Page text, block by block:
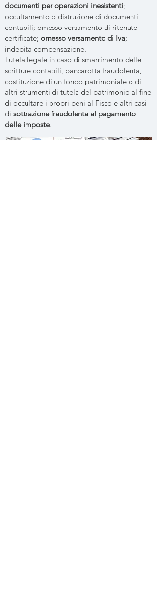
documenti per operazioni inesistenti;
occultamento o distruzione di documenti
contabili; omesso versamento di ritenute
certificate; omesso versamento di Iva;
indebita compensazione.
Tutela legale in caso di smarrimento delle
scritture contabili, bancarotta fraudolenta,
costituzione di un fondo patrimoniale o di
altri strumenti di tutela del patrimonio al fine
di occultare i propri beni al Fisco e altri casi
di sottrazione fraudolenta al pagamento
delle imposte.